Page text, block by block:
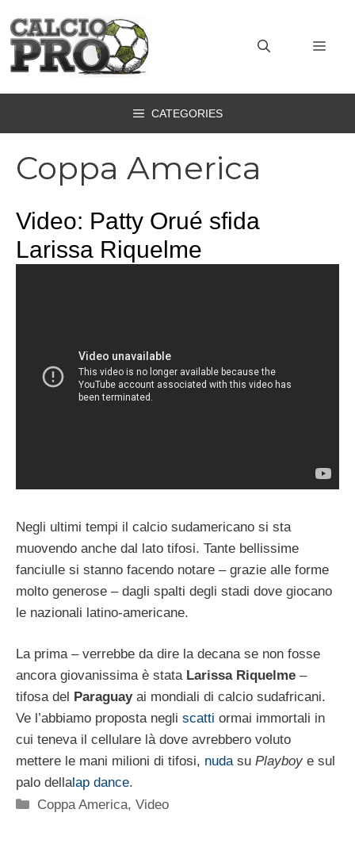
contenuto
CATEGORIES
Coppa America
Video: Patty Orué sfida
Larissa Riquelme
Negli ultimi tempi il calcio sudamericano si sta
muovendo anche dal lato tifosi. Tante bellissime
fanciulle si stanno facendo notare – grazie alle forme
molto generose – dagli spalti degli stadi dove giocano
le nazionali latino-americane.
La prima – verrebbe da dire la decana se non fosse
ancora giovanissima è stata Larissa Riquelme –
tifosa del Paraguayai mondiali di calcio sudafricani.
Ve l’abbiamo proposta negli scatti ormai immortali in
cui teneva il cellulare là dove avrebbero voluto
mettere le mani milioni di tifosi, nudasu Playboy e sul
palo dellalap dance.
Categorie
Coppa America,Video